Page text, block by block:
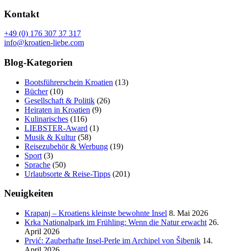
Kontakt
+49 (0) 176 307 37 317
info@kroatien-liebe.com
Blog-Kategorien
Bootsführerschein Kroatien (13)
Bücher(10)
Gesellschaft & Politik (26)
Heiraten in Kroatien (9)
Kulinarisches (116)
LIEBSTER-Award (1)
Musik & Kultur(58)
Reisezubehör & Werbung (19)
Sport (3)
Sprache (50)
Urlaubsorte & Reise-Tipps (201)
Neuigkeiten
Krapanj – Kroatiens kleinste bewohnte Insel 8. Mai 2026
Krka Nationalpark im Frühling: Wenn die Natur erwacht 26.
April 2026
Prvić: Zauberhafte Insel-Perle im Archipel von Šibenik 14.